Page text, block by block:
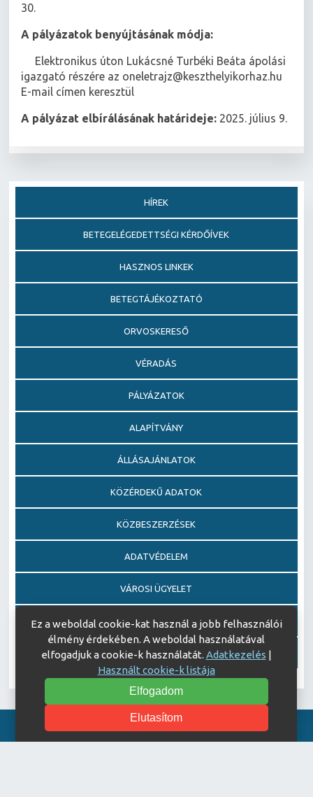
30.
A pályázatok benyújtásának módja:
 Elektronikus úton Lukácsné Turbéki Beáta ápolási
igazgató részére az oneletrajz@keszthelyikorhaz.hu
E-mail címen keresztül
A pályázat elbírálásának határideje: 2025. július 9.
HÍREK
BETEGELÉGEDETTSÉGI KÉRDŐÍVEK
HASZNOS LINKEK
BETEGTÁJÉKOZTATÓ
ORVOSKERESŐ
VÉRADÁS
PÁLYÁZATOK
ALAPÍTVÁNY
ÁLLÁSAJÁNLATOK
KÖZÉRDEKŰ ADATOK
KÖZBESZERZÉSEK
ADATVÉDELEM
VÁROSI ÜGYELET
EGÉSZSÉGFEJLESZTŐ KÓRHÁZ DÍJ PÁLYÁZAT
AJÁNDÉKOZÁSI OKIRATOK
Ez a weboldal cookie-kat használ a jobb felhasználói
élmény érdekében. A weboldal használatával
elfogadjuk a cookie-k használatát. Adatkezelés |
Használt cookie-k listája
Elfogadom
Elutasítom